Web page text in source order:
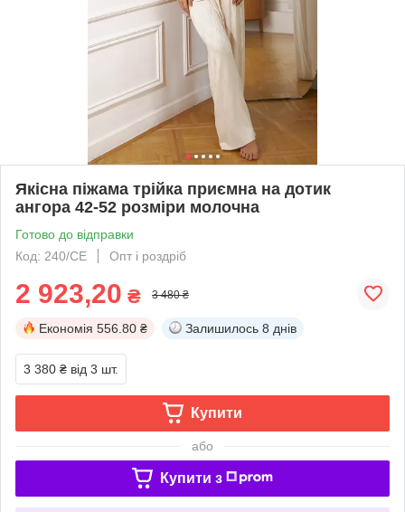
Якісна піжама трійка приємна на дотик
ангора 42-52 розміри молочна
Готово до відправки
Код: 240/СЕ
Опт і роздріб
2 923,20 ₴ 3 480 ₴
Економія 556.80 ₴ Залишилось 8 днів
3 380 ₴ від 3 шт.
Купити
або
Купити з